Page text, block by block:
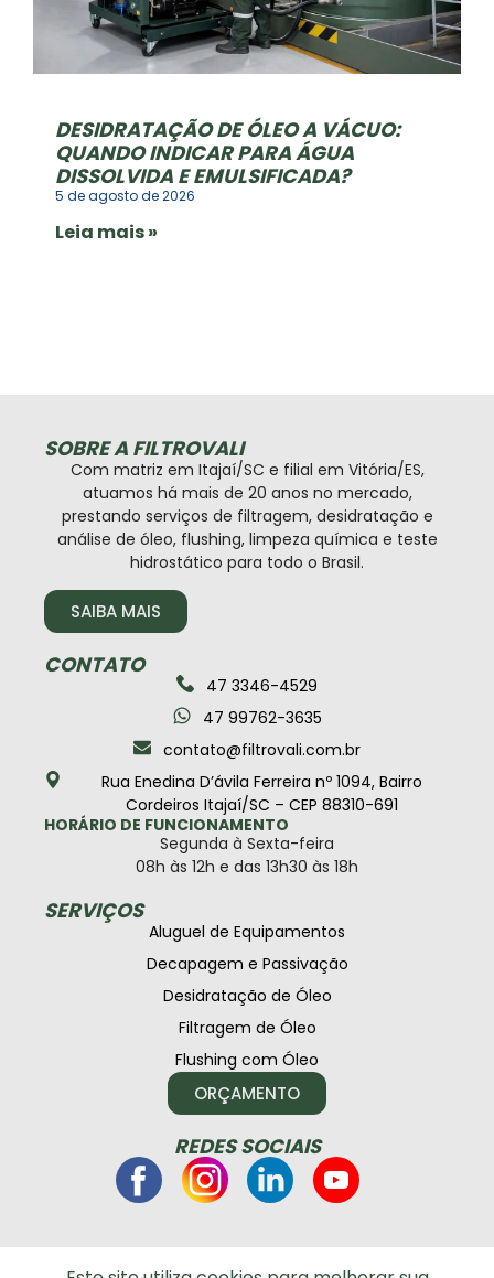
DESIDRATAÇÃO DE ÓLEO A VÁCUO:
QUANDO INDICAR PARA ÁGUA
DISSOLVIDA E EMULSIFICADA?
5 de agosto de 2026
Leia mais »
SOBRE A FILTROVALI
Com matriz em Itajaí/SC e filial em Vitória/ES,
atuamos há mais de 20 anos no mercado,
prestando serviços de filtragem, desidratação e
análise de óleo, flushing, limpeza química e teste
hidrostático para todo o Brasil.
SAIBA MAIS
CONTATO
47 3346-4529
47 99762-3635
contato@filtrovali.com.br
Rua Enedina D’ávila Ferreira nº 1094, Bairro
Cordeiros Itajaí/SC – CEP 88310-691
HORÁRIO DE FUNCIONAMENTO
Segunda à Sexta-feira
08h às 12h e das 13h30 às 18h
SERVIÇOS
Aluguel de Equipamentos
Decapagem e Passivação
Desidratação de Óleo
Filtragem de Óleo
Flushing com Óleo
ORÇAMENTO
REDES SOCIAIS